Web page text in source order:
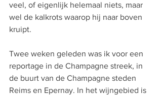
veel, of eigenlijk helemaal niets, maar
wel de kalkrots waarop hij naar boven
kruipt.
Twee weken geleden was ik voor een
reportage in de Champagne streek, in
de buurt van de Champagne steden
Reims en Epernay. In het wijngebied is